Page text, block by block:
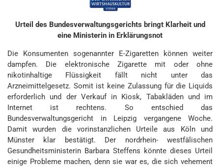
Urteil des Bundesverwaltungsgerichts bringt Klarheit und
eine Ministerin in Erklärungsnot
Die Konsumenten sogenannter E-Zigaretten können weiter
dampfen. Die elektronische Zigarette mit oder ohne
nikotinhaltige Flüssigkeit fällt nicht unter das
Arzneimittelgesetz. Somit ist keine Zulassung für die Liquids
erforderlich und der Verkauf in Kiosk, Tabakläden und im
Internet ist rechtens. So entschied das
Bundesverwaltungsgericht in Leipzig vergangene Woche.
Damit wurden die vorinstanzlichen Urteile aus Köln und
Münster klar bestätigt. Der nordrhein- westfälischen
Gesundheitsministerin Barbara Steffens könnte dieses Urteil
einige Probleme machen, denn sie war es, die sich vehement